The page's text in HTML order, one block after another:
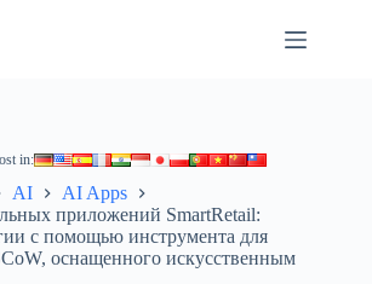
in:
AI
AI Apps
приложений SmartRetail:
с помощью инструмента для
оснащенного искусственным